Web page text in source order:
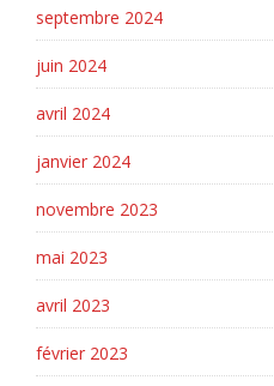
septembre 2024
juin 2024
avril 2024
janvier 2024
novembre 2023
mai 2023
avril 2023
février 2023